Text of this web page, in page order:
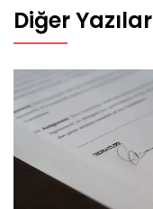
Diğer Yazılar